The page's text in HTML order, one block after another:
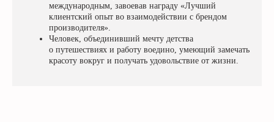
международным, завоевав награду «Лучший
клиентский опыт во взаимодействии с брендом
производителя».
Человек, объединивший мечту детства
о путешествиях и работу воедино, умеющий замечать
красоту вокруг и получать удовольствие от жизни.